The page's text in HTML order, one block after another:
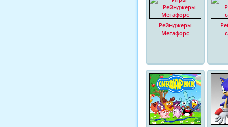
Рейнджеры
Мегафорс